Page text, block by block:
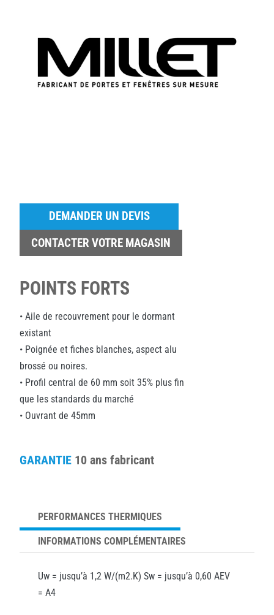
DEMANDER UN DEVIS
CONTACTER VOTRE MAGASIN
POINTS FORTS
• Aile de recouvrement pour le dormant
existant
• Poignée et fiches blanches, aspect alu
brossé ou noires.
• Profil central de 60 mm soit 35% plus fin
que les standards du marché
• Ouvrant de 45mm
GARANTIE 10 ans fabricant
PERFORMANCES THERMIQUES
INFORMATIONS COMPLÉMENTAIRES
Uw = jusqu’à 1,2 W/(m2.K) Sw = jusqu’à 0,60 AEV
= A4